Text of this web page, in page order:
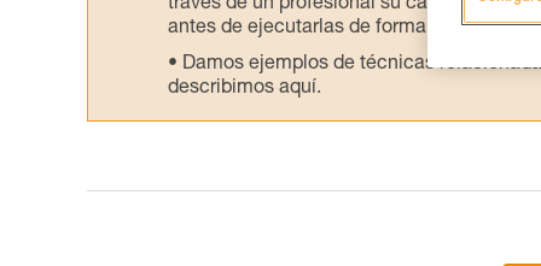
través de un profesional su capacidad
antes de ejecutarlas de forma autónoma.
Damos ejemplos de técnicas
describimos aquí.